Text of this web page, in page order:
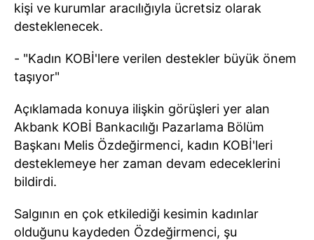
kişi ve kurumlar aracılığıyla ücretsiz olarak
desteklenecek.
- "Kadın KOBİ'lere verilen destekler büyük önem
taşıyor"
Açıklamada konuya ilişkin görüşleri yer alan
Akbank KOBİ Bankacılığı Pazarlama Bölüm
Başkanı Melis Özdeğirmenci, kadın KOBİ'leri
desteklemeye her zaman devam edeceklerini
bildirdi.
Salgının en çok etkilediği kesimin kadınlar
olduğunu kaydeden Özdeğirmenci, şu